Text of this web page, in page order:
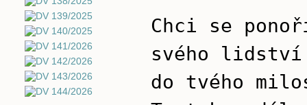
Chci se
svého lidství
do tvého